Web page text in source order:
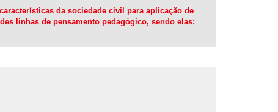
da sociedade civil para aplicação de
linhas de pensamento pedagógico, sendo elas: